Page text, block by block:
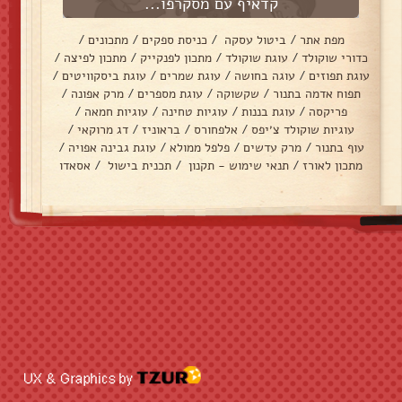
מפת אתר / ביטול עסקה / כניסת ספקים / מתכונים /
כדורי שוקולד / עוגת שוקולד / מתכון לפנקייק / מתכון לפיצה /
עוגת תפוזים / עוגה בחושה / עוגת שמרים / עוגת ביסקוויטים /
תפוח אדמה בתנור / שקשוקה / עוגת מספרים / מרק אפונה /
פריקסה / עוגת בננות / עוגיות טחינה / עוגיות חמאה /
עוגיות שוקולד צ׳יפס / אלפחורס / בראוניז / דג מרוקאי /
עוף בתנור / מרק עדשים / פלפל ממולא / עוגת גבינה אפויה /
מתכון לאורז / תנאי שימוש - תקנון / תכנית בישול / אסאדו